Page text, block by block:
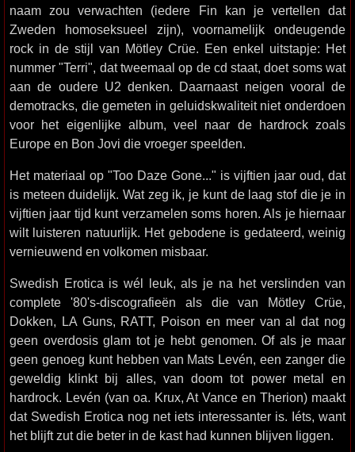
naam zou verwachten (iedere Fin kan je vertellen dat
Zweden homoseksueel zijn), voornamelijk ondeugende
rock in de stijl van Mötley Crüe. Een enkel uitstapje: Het
nummer "Terri", dat tweemaal op de cd staat, doet soms wat
aan de oudere U2 denken. Daarnaast neigen vooral de
demotracks, die gemeten in geluidskwaliteit niet onderdoen
voor het eigenlijke album, veel naar de hardrock zoals
Europe en Bon Jovi die vroeger speelden.
Het materiaal op "Too Daze Gone..." is vijftien jaar oud, dat
is meteen duidelijk. Wat zeg ik, je kunt de laag stof die je in
vijftien jaar tijd kunt verzamelen soms horen. Als je hiernaar
wilt luisteren natuurlijk. Het gebodene is gedateerd, weinig
vernieuwend en volkomen misbaar.
Swedish Erotica is wél leuk, als je na het verslinden van
complete '80's-discografieën als die van Mötley Crüe,
Dokken, LA Guns, RATT, Poison en meer van al dat nog
geen overdosis glam tot je hebt genomen. Of als je maar
geen genoeg kunt hebben van Mats Levén, een zanger die
geweldig klinkt bij alles, van doom tot power metal en
hardrock. Levén (van oa. Krux, At Vance en Therion) maakt
dat Swedish Erotica nog net iets interessanter is. Iéts, want
het blijft zut die beter in de kast had kunnen blijven liggen.